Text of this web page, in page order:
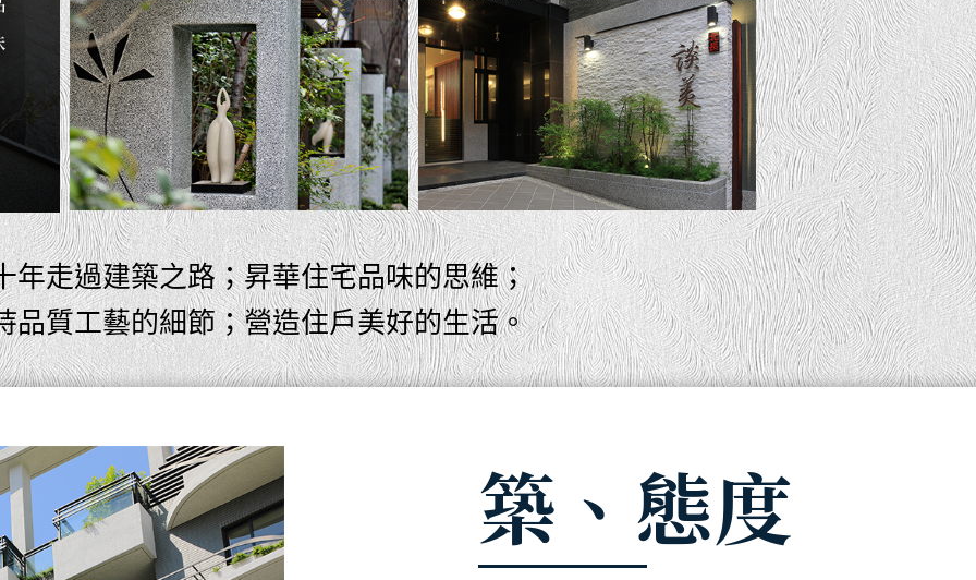
年走過建築之路；昇華住宅品味的思維；
品質工藝的細節；營造住戶美好的生活。
築、態度